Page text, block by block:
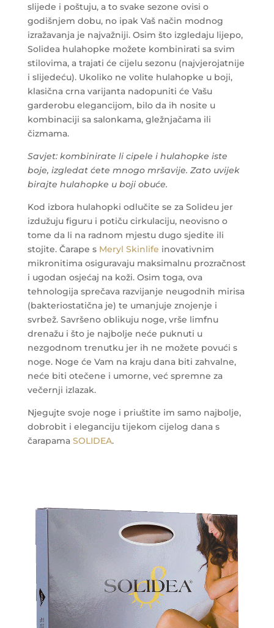
slijede i poštuju, a to svake sezone ovisi o
godišnjem dobu, no ipak Vaš način modnog
izražavanja je najvažniji. Osim što izgledaju lijepo,
Solidea hulahopke možete kombinirati sa svim
stilovima, a trajati će cijelu sezonu (najvjerojatnije
i slijedeću). Ukoliko ne volite hulahopke u boji,
klasična crna varijanta nadopuniti će Vašu
garderobu elegancijom, bilo da ih nosite u
kombinaciji sa salonkama, gležnjačama ili
čizmama.
Savjet: kombinirate li cipele i hulahopke iste
boje, izgledat ćete mnogo mršavije. Zato uvijek
birajte hulahopke u boji obuće.
Kod izbora hulahopki odlučite se za Solideu jer
izdužuju figuru i potiču cirkulaciju, neovisno o
tome da li na radnom mjestu dugo sjedite ili
stojite. Čarape s Meryl Skinlife inovativnim
mikronitima osiguravaju maksimalnu prozračnost
i ugodan osjećaj na koži. Osim toga, ova
tehnologija sprečava razvijanje neugodnih mirisa
(bakteriostatična je) te umanjuje znojenje i
svrbež. Savršeno oblikuju noge, vrše limfnu
drenažu i što je najbolje neće puknuti u
nezgodnom trenutku jer ih ne možete povući s
noge. Noge će Vam na kraju dana biti zahvalne,
neće biti otečene i umorne, već spremne za
večernji izlazak.
Njegujte svoje noge i priuštite im samo najbolje,
dobrobit i eleganciju tijekom cijelog dana s
čarapama SOLIDEA.